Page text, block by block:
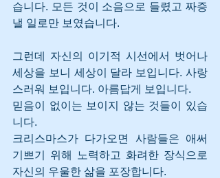
습니다. 모든 것이 소음으로 들렸고 짜증
낼 일로만 보였습니다.
그런데 자신의 이기적 시선에서 벗어나
세상을 보니 세상이 달라 보입니다. 사랑
스러워 보입니다. 아름답게 보입니다.
믿음이 없이는 보이지 않는 것들이 있습
니다.
크리스마스가 다가오면 사람들은 애써
기쁘기 위해 노력하고 화려한 장식으로
자신의 우울한 삶을 포장합니다.